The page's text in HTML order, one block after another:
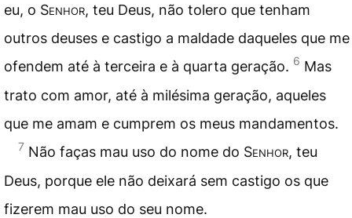
eu, o Senhor, teu Deus, não tolero que tenham
outros deuses e castigo a maldade daqueles que me
ofendem até à terceira e à quarta geração. 6 Mas
trato com amor, até à milésima geração, aqueles
que me amam e cumprem os meus mandamentos.
7 Não faças mau uso do nome do Senhor, teu
Deus, porque ele não deixará sem castigo os que
fizerem mau uso do seu nome.